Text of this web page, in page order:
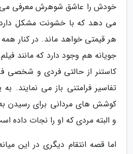
خودش را عاشق شوهرش معرفی می
می دهد که با خشونت مشکل دارد
هر قیمتی خواهد ماند. در کنار
جویانه هم وجود دارد که مانند
کاستنر از حالتی فردی و شخصی
تفاسیر فرامتنی باز می نمایند.
کوشش های مردانی برای رسیدن
و البته مردی که او را نجات داده
اما قصه انتقام دیگری در این